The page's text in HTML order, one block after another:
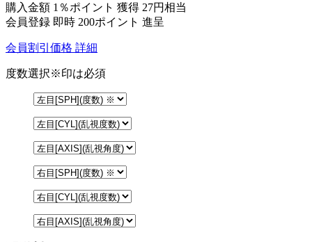
購入金額 1％ポイント 獲得 27円相当
会員登録 即時 200ポイント 進呈
会員割引価格 詳細
度数選択※印は必須